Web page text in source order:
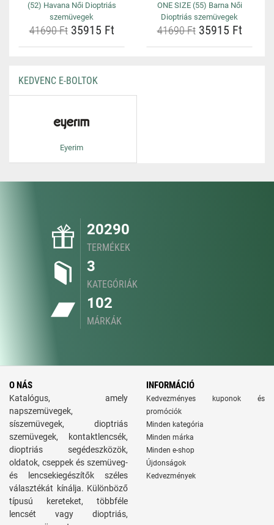
(52) Havana Női Dioptriás
szemüvegek
41690 Ft35915 Ft
ONE SIZE (55) Barna Női
Dioptriás szemüvegek
41690 Ft35915 Ft
KEDVENC E-BOLTOK
Eyerim
20290
TERMÉKEK
3
KATEGÓRIÁK
102
MÁRKÁK
O NÁS
Katalógus, amely
napszemüvegek,
síszemüvegek, dioptriás
szemüvegek, kontaktlencsék,
dioptriás segédeszközök,
oldatok, cseppek és szemüveg-
és lencsekiegészítők széles
választékát kínálja. Különböző
típusú kereteket, többféle
lencsét vagy dioptriás,
INFORMÁCIÓ
Kedvezményes kuponok és
promóciók
Minden kategória
Minden márka
Minden e-shop
Újdonságok
Kedvezmények